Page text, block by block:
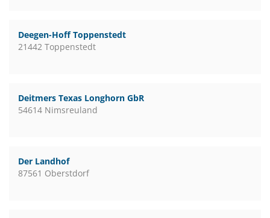
Deegen-Hoff Toppenstedt
21442 Toppenstedt
Deitmers Texas Longhorn GbR
54614 Nimsreuland
Der Landhof
87561 Oberstdorf